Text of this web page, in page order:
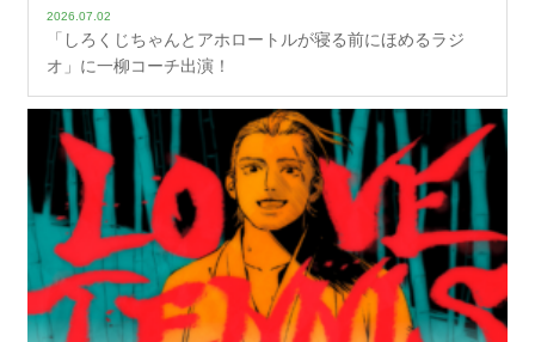
2026.07.02
「しろくじちゃんとアホロートルが寝る前にほめるラジ
オ」に一柳コーチ出演！